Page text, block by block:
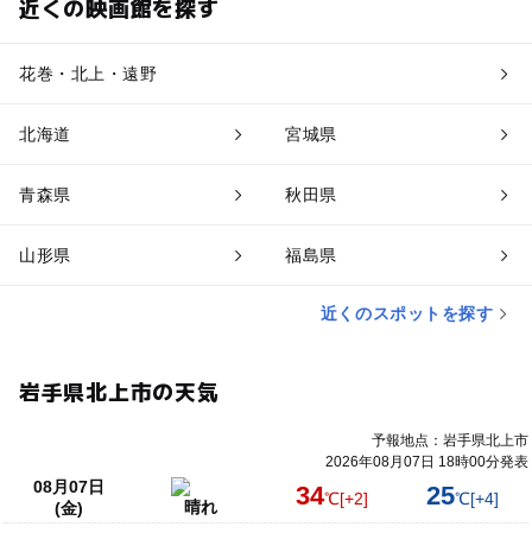
近くの映画館を探す
花巻・北上・遠野
北海道 宮城県
青森県 秋田県
山形県 福島県
近くのスポットを探す
岩手県北上市の天気
予報地点：岩手県北上市
2026年08月07日 18時00分発表
08月07日
(金)
晴れ 34℃[+2] 25℃[+4]